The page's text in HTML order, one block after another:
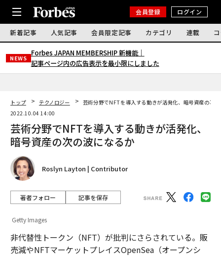
会員登録 ログイン
新着記事 人気記事 会員限定記事 カテゴリ 連載
NEWS
Forbes JAPAN MEMBERSHIP 新機能｜
記事ページ内の広告表示を最小限にしました
トップ テクノロジー
芸術分野でNFTを導入する動きが活発化、暗号資産の次
2022.10.04 14:00
芸術分野でNFTを導入する動きが活発化、
暗号資産の次の波になるか
Roslyn Layton | Contributor
著者フォロー 記事を保存
Getty Images
非代替性トークン（NFT）が批判にさらされている。販
売減やNFTマーケットプレイスOpenSea（オープンシ